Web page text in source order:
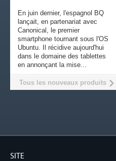
En juin dernier, l'espagnol BQ
lançait, en partenariat avec
Canonical, le premier
smartphone tournant sous l'OS
Ubuntu. Il récidive aujourd'hui
dans le domaine des tablettes
en annonçant la mise...
Tous les nouveaux produits
SITE